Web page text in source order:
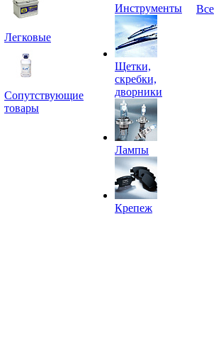
Легковые
Сопутствующие
товары
Инструменты
Щетки,
скребки,
дворники
Лампы
Крепеж
Все